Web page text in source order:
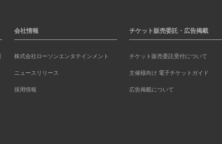
会社情報
株式会社ローソンエンタテインメント
ニュースリリース
採用情報
チケット販売委託・広告掲載
チケット販売委託受付について
主催様向け 電子チケットガイド
広告掲載について